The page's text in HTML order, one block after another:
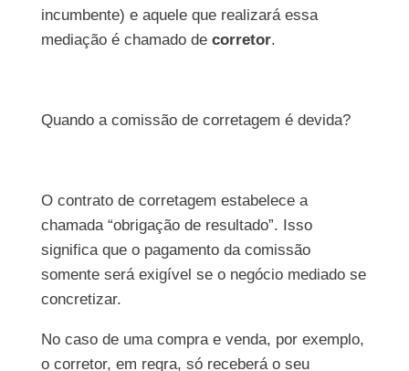
incumbente) e aquele que realizará essa
mediação é chamado de corretor.
Quando a comissão de corretagem é devida?
O contrato de corretagem estabelece a
chamada “obrigação de resultado”. Isso
significa que o pagamento da comissão
somente será exigível se o negócio mediado se
concretizar.
No caso de uma compra e venda, por exemplo,
o corretor, em regra, só receberá o seu